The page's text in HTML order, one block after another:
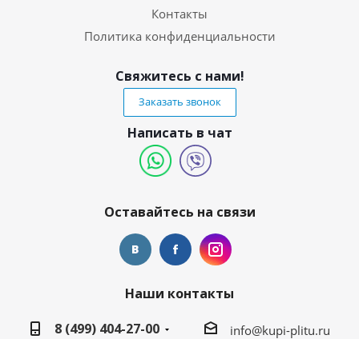
Контакты
Политика конфиденциальности
Свяжитесь с нами!
Заказать звонок
Написать в чат
Оставайтесь на связи
Наши контакты
8 (499) 404-27-00
info@kupi-plitu.ru